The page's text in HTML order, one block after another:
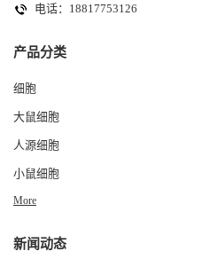
电话：18817753126
产品分类
细胞
大鼠细胞
人源细胞
小鼠细胞
More
新闻动态